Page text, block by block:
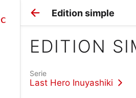
Edition simple
EDITION
Serie
Last Hero Inuyashiki